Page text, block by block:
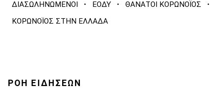
ΔΙΑΣΩΛΗΝΩΜΕΝΟΙ · ΕΟΔΥ · ΘΑΝΑΤΟΙ ΚΟΡΩΝΟΪΟΣ ·
ΚΟΡΩΝΟΪΟΣ ΣΤΗΝ ΕΛΛΑΔΑ
ΡΟΗ ΕΙΔΗΣΕΩΝ